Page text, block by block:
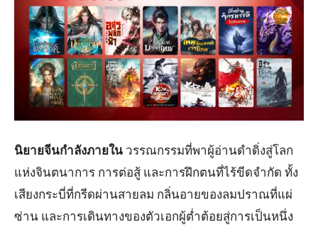
นิยายจีนกำลังภายใน วรรณกรรมที่พาผู้อ่านดำดิ่งสู่โลก
แห่งจินตนาการ การต่อสู้ และการฝึกตนที่ไร้ขีดจำกัด ทั้ง
เสียงกระบี่ที่กรีดผ่านสายลม กลิ่นอายของลมปราณที่แผ่
ซ่าน และการเดินทางของตัวเอกผู้ต่ำต้อยสู่การเป็นหนึ่ง